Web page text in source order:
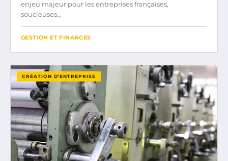
enjeu majeur pour les entreprises françaises,
soucieuses…
GESTION ET FINANCES
CRÉATION D’ENTREPRISE